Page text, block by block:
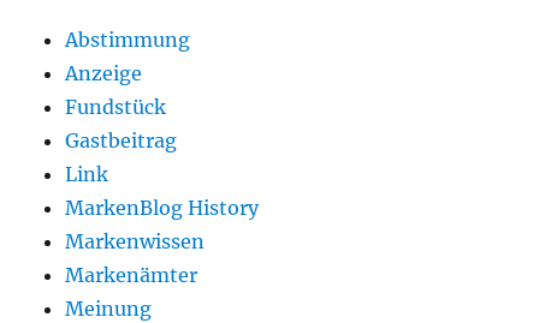
Abstimmung
Anzeige
Fundstück
Gastbeitrag
Link
MarkenBlog History
Markenwissen
Markenämter
Meinung